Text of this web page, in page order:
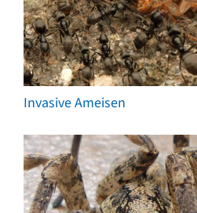
Invasive Ameisen